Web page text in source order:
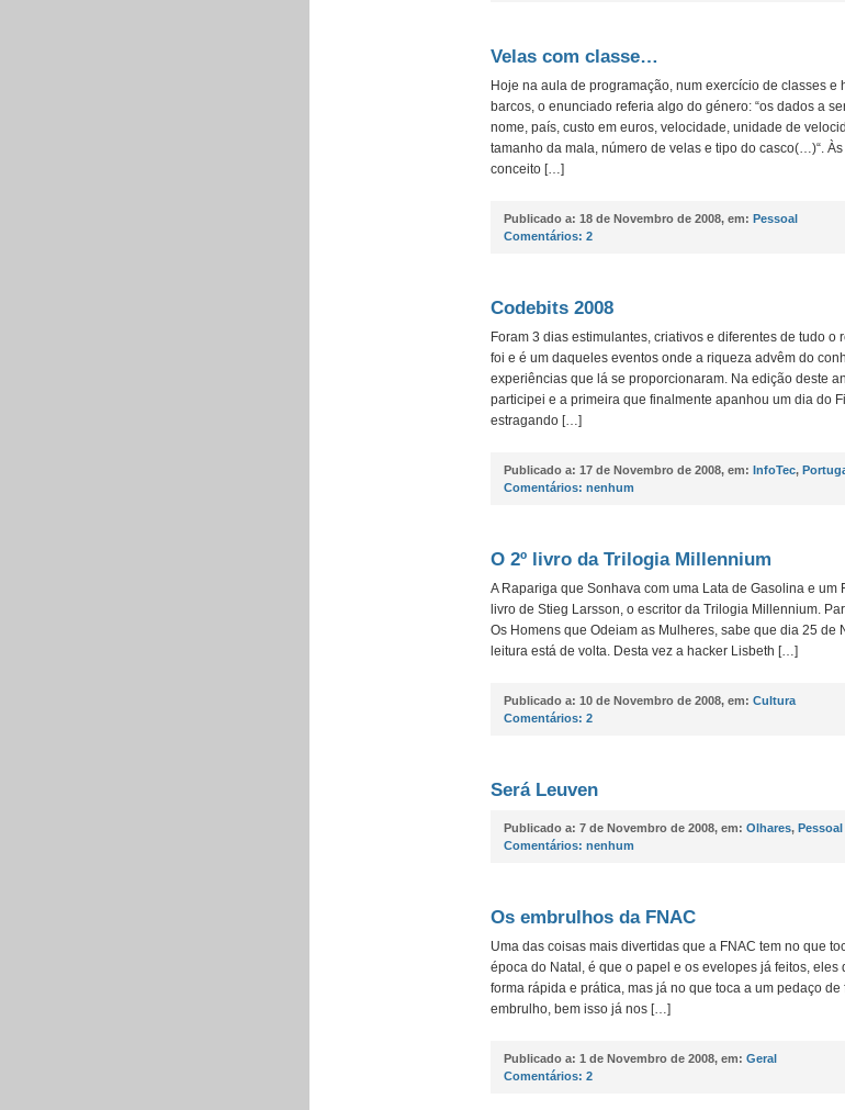
Velas com classe…
Hoje na aula de programação, num exercício de classes e
barcos, o enunciado referia algo do género: “os dados a
nome, país, custo em euros, velocidade, unidade de
tamanho da mala, número de velas e tipo do casco(…)“.
conceito […]
Publicado a: 18 de Novembro de 2008, em: Pessoal
Comentários: 2
Codebits 2008
Foram 3 dias estimulantes, criativos e diferentes de tudo o
foi e é um daqueles eventos onde a riqueza advêm do
experiências que lá se proporcionaram. Na edição deste
participei e a primeira que finalmente apanhou um dia do
estragando […]
Publicado a: 17 de Novembro de 2008, em: InfoTec,
Comentários: nenhum
O 2º livro da Trilogia Millennium
A Rapariga que Sonhava com uma Lata de Gasolina e um
livro de Stieg Larsson, o escritor da Trilogia Millennium.
Os Homens que Odeiam as Mulheres, sabe que dia 25 de
leitura está de volta. Desta vez a hacker Lisbeth […]
Publicado a: 10 de Novembro de 2008, em: Cultura
Comentários: 2
Será Leuven
Publicado a: 7 de Novembro de 2008, em: Olhares, Pessoal
Comentários: nenhum
Os embrulhos da FNAC
Uma das coisas mais divertidas que a FNAC tem no que
época do Natal, é que o papel e os evelopes já feitos,
forma rápida e prática, mas já no que toca a um pedaço
embrulho, bem isso já nos […]
Publicado a: 1 de Novembro de 2008, em: Geral
Comentários: 2